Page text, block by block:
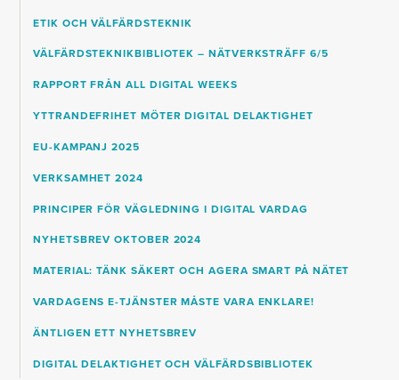
ETIK OCH VÄLFÄRDSTEKNIK
VÄLFÄRDSTEKNIKBIBLIOTEK – NÄTVERKSTRÄFF 6/5
RAPPORT FRÅN ALL DIGITAL WEEKS
YTTRANDEFRIHET MÖTER DIGITAL DELAKTIGHET
EU-KAMPANJ 2025
VERKSAMHET 2024
PRINCIPER FÖR VÄGLEDNING I DIGITAL VARDAG
NYHETSBREV OKTOBER 2024
MATERIAL: TÄNK SÄKERT OCH AGERA SMART PÅ NÄTET
VARDAGENS E-TJÄNSTER MÅSTE VARA ENKLARE!
ÄNTLIGEN ETT NYHETSBREV
DIGITAL DELAKTIGHET OCH VÄLFÄRDSBIBLIOTEK